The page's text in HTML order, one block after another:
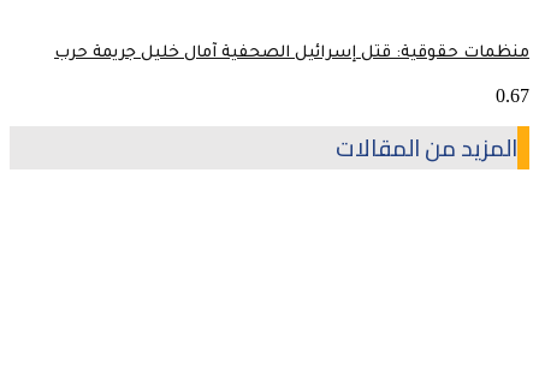
منظمات حقوقية: قتل إسرائيل الصحفية آمال خليل جريمة حرب
المزيد من المقالات